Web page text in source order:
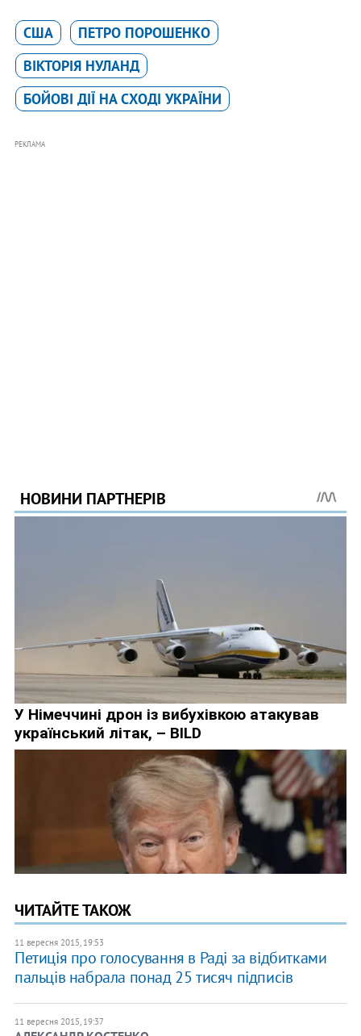
США
ПЕТРО ПОРОШЕНКО
ВІКТОРІЯ НУЛАНД
БОЙОВІ ДІЇ НА СХОДІ УКРАЇНИ
РЕКЛАМА
ЧИТАЙТЕ ТАКОЖ
11 вересня 2015, 19:53
Петиція про голосування в Раді за відбитками
пальців набрала понад 25 тисяч підписів
11 вересня 2015, 19:37